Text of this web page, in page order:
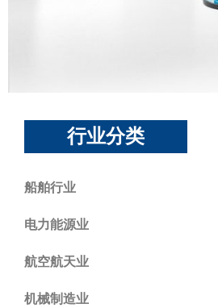
行业分类
船舶行业
电力能源业
航空航天业
机械制造业